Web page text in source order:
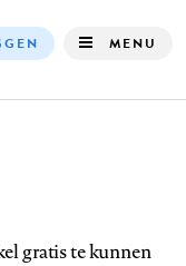
MENU
gratis te kunnen